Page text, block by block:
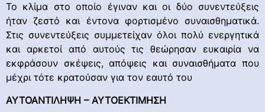
Το κλίμα στο οποίο έγιναν και οι δύο συνεντεύξεις
ήταν ζεστό και έντονα φορτισμένο συναισθηματικά.
Στις συνεντεύξεις συμμετείχαν όλοι πολύ ενεργητικά
και αρκετοί από αυτούς τις θεώρησαν ευκαιρία να
εκφράσουν σκέψεις, απόψεις και συναισθήματα που
μέχρι τότε κρατούσαν για τον εαυτό του
ΑΥΤΟΑΝΤΙΛΗΨΗ – ΑΥΤΟΕΚΤΙΜΗΣΗ